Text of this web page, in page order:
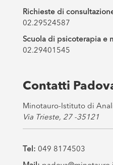
Richieste di
02.29524587
Scuola di psicoterapia e
02.29401545
Contatti
Minotauro-Istituto di
Via Trieste, 27 -35121
Tel: 049 8174503